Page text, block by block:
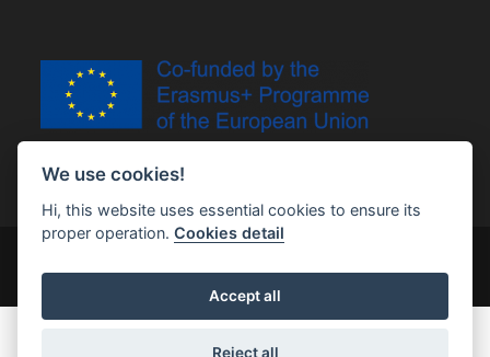
We use cookies!
Hi, this website uses essential cookies to ensure its
proper operation.Cookies detail
Accept all
Reject all